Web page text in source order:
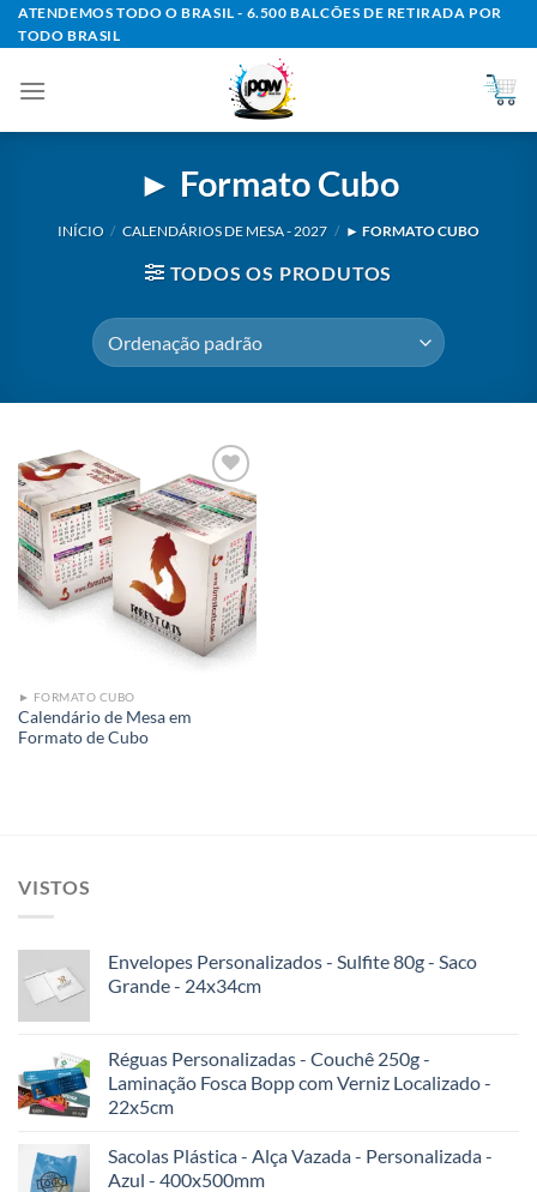
Skip
to
ATENDEMOS TODO O BRASIL - 6.500 BALCÕES DE RETIRADA POR
TODO BRASIL
► Formato Cubo
INÍCIO / CALENDÁRIOS DE MESA - 2027 / ► FORMATO CUBO
TODOS OS PRODUTOS
Add to
wishlist
► FORMATO CUBO
Calendário de Mesa em
Formato de Cubo
VISTOS
Envelopes Personalizados - Sulfite 80g - Saco
Grande - 24x34cm
Réguas Personalizadas - Couchê 250g -
Laminação Fosca Bopp com Verniz Localizado -
22x5cm
Sacolas Plástica - Alça Vazada - Personalizada -
Azul - 400x500mm